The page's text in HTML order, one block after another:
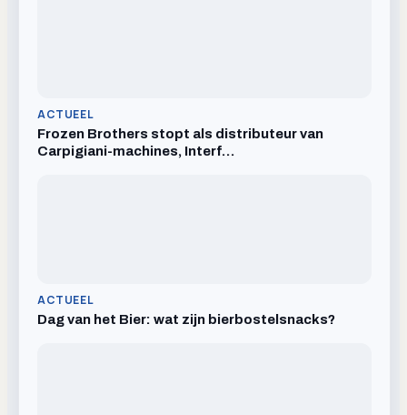
ACTUEEL
Frozen Brothers stopt als distributeur van
Carpigiani-machines, Interf…
ACTUEEL
Dag van het Bier: wat zijn bierbostelsnacks?